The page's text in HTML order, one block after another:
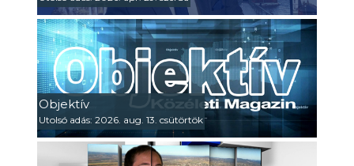
Objektív
Utolsó adás: 2026. aug. 13. csütörtök